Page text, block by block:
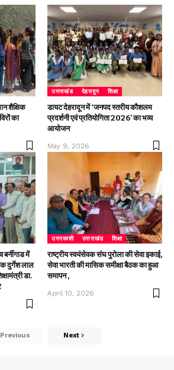
शैक्षिक
का
उत्तराखंड देहरादून शिक्षा
डायट देहरादून में ‘जनपद स्तरीय कौशलम
प्रदर्शनी एवं प्रतियोगिता 2026’ का भव्य
आयोजन
May 9, 2026
बर्नीगाड में
दुर्गेश लाल
डा.
उत्तरकाशी उत्तराखंड शिक्षा
राष्ट्रीय स्वयंसेवक संघ पुरोला की सेवा इकाई,
सेवा भारती की मासिक समीक्षा बैठक का हुआ
समापन ,
April 10, 2026
Previous Next